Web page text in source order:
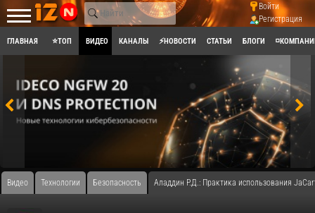
Войти
Регистрация
ГЛАВНАЯ ⭐ТОП ВИДЕО КАНАЛЫ ⚡НОВОСТИ СТАТЬИ БЛОГИ
Видео Технологии Безопасность Аладдин Р.Д.: Практика использования